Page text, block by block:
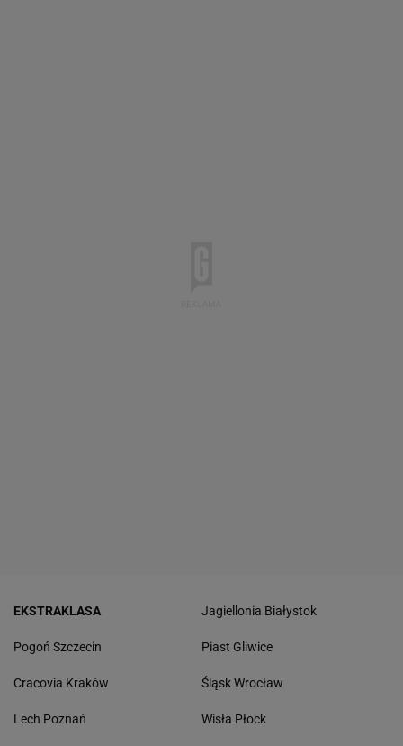
EKSTRAKLASA
Pogoń Szczecin
Cracovia Kraków
Lech Poznań
Jagiellonia Białystok
Piast Gliwice
Śląsk Wrocław
Wisła Płock